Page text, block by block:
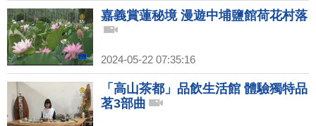
嘉義賞蓮秘境 漫遊中埔鹽館荷花村落
2024-05-22 07:35:16
「高山茶都」品飲生活館 體驗獨特品
茗3部曲